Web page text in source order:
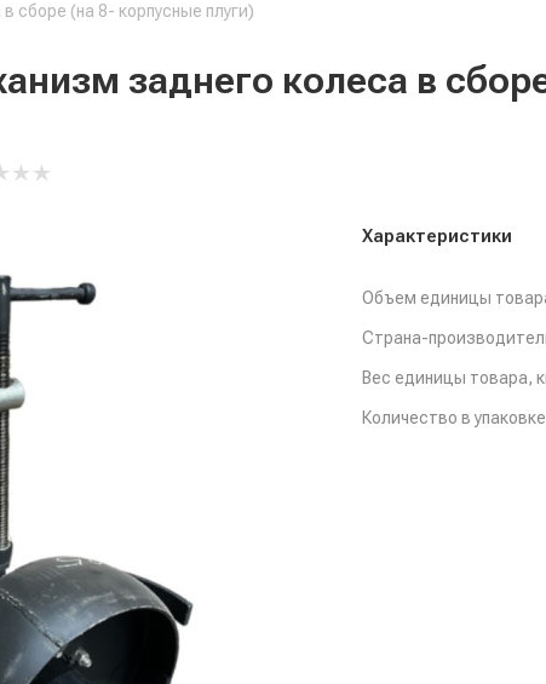
сборе (на 8- корпусные плуги)
заднего колеса в
Характеристики
Объем единицы
Страна-
Вес единицы товара,
Количество в